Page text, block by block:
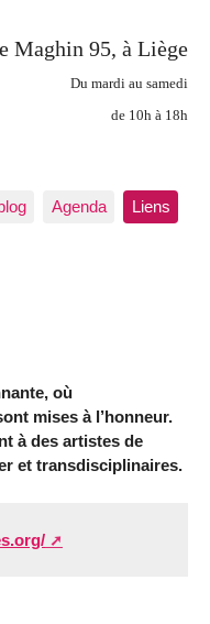
Maghin 95, à Liège
Du mardi au samedi
de 10h à 18h
Agenda Liens
où
mises à l’honneur.
à des artistes de
et transdisciplinaires.